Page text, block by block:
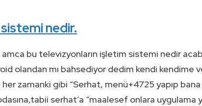
nedir.
amca bu televizyonların işletim sistemi nedir
olandan mı bahsediyor dedim kendi kendime
zamanki gibi “Serhat, menü+4725 yapıp
serhat’a “maalesef onlara uygulama